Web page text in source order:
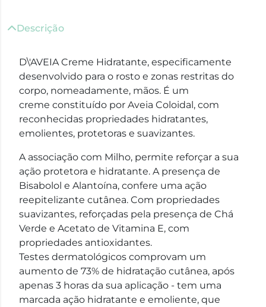
Descrição
D\'AVEIA Creme Hidratante, especificamente
desenvolvido para o rosto e zonas restritas do
corpo, nomeadamente, mãos. É um
creme constituído por Aveia Coloidal, com
reconhecidas propriedades hidratantes,
emolientes, protetoras e suavizantes.
A associação com Milho, permite reforçar a sua
ação protetora e hidratante. A presença de
Bisabolol e Alantoína, confere uma ação
reepitelizante cutânea. Com propriedades
suavizantes, reforçadas pela presença de Chá
Verde e Acetato de Vitamina E, com
propriedades antioxidantes.
Testes dermatológicos comprovam um
aumento de 73% de hidratação cutânea, após
apenas 3 horas da sua aplicação - tem uma
marcada ação hidratante e emoliente, que